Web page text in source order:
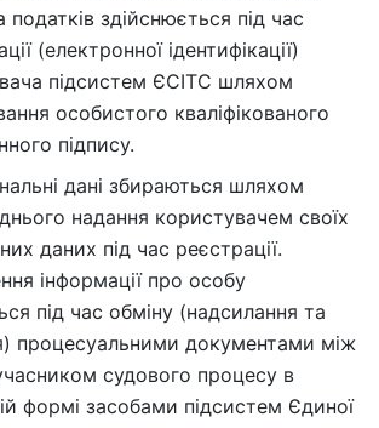
податків здійснюється під час
(електронної ідентифікації)
підсистем ЄСІТС шляхом
особистого кваліфікованого
підпису.
дані збираються шляхом
надання користувачем своїх
даних під час реєстрації.
інформації про особу
під час обміну (надсилання та
процесуальними документами між
судового процесу в
формі засобами підсистем Єдиної